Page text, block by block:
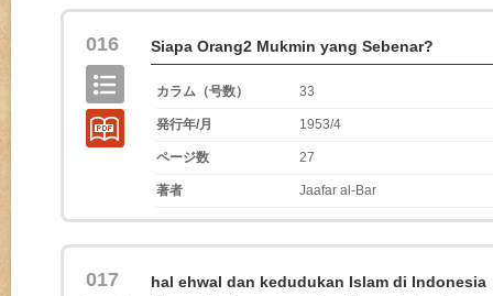
016 Siapa Orang2 Mukmin yang Sebenar?
カラム（号数） 33
発行年/月 1953/4
ページ数 27
著者 Jaafar al-Bar
017
hal ehwal dan kedudukan Islam di Indonesia